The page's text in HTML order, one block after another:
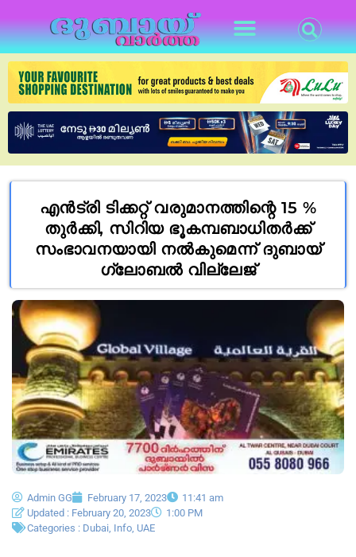
എൻട്രി ടിക്കറ്റ് വരുമാനത്തിന്റെ 15 %
തുർക്കി, സിറിയ ഭൂകമ്പബാധിതർക്ക്
സംഭാവനയായി നൽകുമെന്ന് ദുബായ്
ഗ്ലോബൽ വില്ലേജ്
Admin GG February 17, 2023
11:41 am
Updated : February 20, 2023
1:00 PM
Categories : Dubai Info UAE